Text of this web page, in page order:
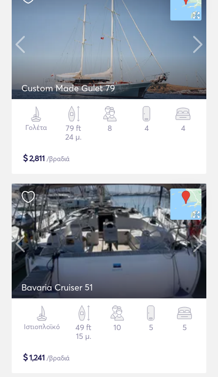
Custom Made Gulet 79
Γολέτα
79 ft
24 μ.
8 4 4
$2,811 /βραδιά
Bavaria Cruiser 51
Ιστιοπλοϊκό
49 ft
15 μ.
10 5 5
$1,241 /βραδιά